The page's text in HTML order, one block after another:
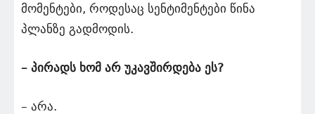
მომენტები, როდესაც სენტიმენტები წინა
პლანზე გადმოდის.
– პირადს ხომ არ უკავშირდება ეს?
– არა.